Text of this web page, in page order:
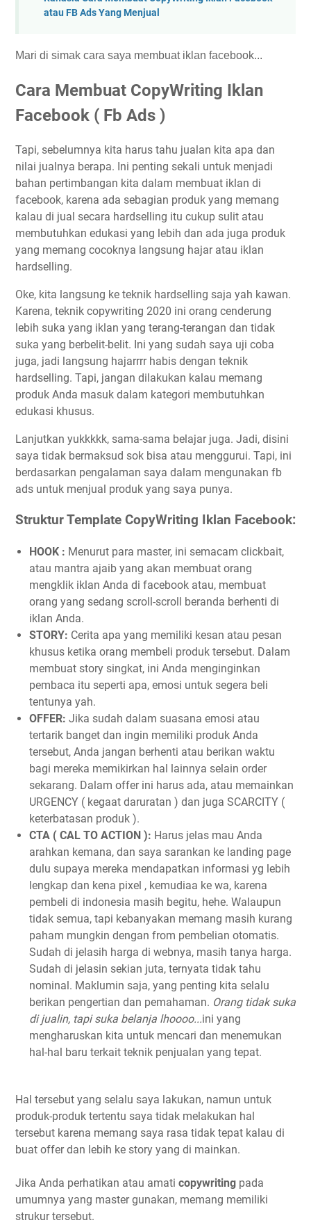
atau FB Ads Yang Menjual
Mari di simak cara saya membuat iklan facebook...
Cara Membuat CopyWriting Iklan
Facebook ( Fb Ads )
Tapi, sebelumnya kita harus tahu jualan kita apa dan
nilai jualnya berapa. Ini penting sekali untuk menjadi
bahan pertimbangan kita dalam membuat iklan di
facebook, karena ada sebagian produk yang memang
kalau di jual secara hardselling itu cukup sulit atau
membutuhkan edukasi yang lebih dan ada juga produk
yang memang cocoknya langsung hajar atau iklan
hardselling.
Oke, kita langsung ke teknik hardselling saja yah kawan.
Karena, teknik copywriting 2020 ini orang cenderung
lebih suka yang iklan yang terang-terangan dan tidak
suka yang berbelit-belit. Ini yang sudah saya uji coba
juga, jadi langsung hajarrrr habis dengan teknik
hardselling. Tapi, jangan dilakukan kalau memang
produk Anda masuk dalam kategori membutuhkan
edukasi khusus.
Lanjutkan yukkkkk, sama-sama belajar juga. Jadi, disini
saya tidak bermaksud sok bisa atau menggurui. Tapi, ini
berdasarkan pengalaman saya dalam mengunakan fb
ads untuk menjual produk yang saya punya.
Struktur Template CopyWriting Iklan Facebook:
HOOK : Menurut para master, ini semacam clickbait,
atau mantra ajaib yang akan membuat orang
mengklik iklan Anda di facebook atau, membuat
orang yang sedang scroll-scroll beranda berhenti di
iklan Anda.
STORY: Cerita apa yang memiliki kesan atau pesan
khusus ketika orang membeli produk tersebut. Dalam
membuat story singkat, ini Anda menginginkan
pembaca itu seperti apa, emosi untuk segera beli
tentunya yah.
OFFER: Jika sudah dalam suasana emosi atau
tertarik banget dan ingin memiliki produk Anda
tersebut, Anda jangan berhenti atau berikan waktu
bagi mereka memikirkan hal lainnya selain order
sekarang. Dalam offer ini harus ada, atau memainkan
URGENCY ( kegaat daruratan ) dan juga SCARCITY (
keterbatasan produk ).
CTA ( CAL TO ACTION ): Harus jelas mau Anda
arahkan kemana, dan saya sarankan ke landing page
dulu supaya mereka mendapatkan informasi yg lebih
lengkap dan kena pixel , kemudiaa ke wa, karena
pembeli di indonesia masih begitu, hehe. Walaupun
tidak semua, tapi kebanyakan memang masih kurang
paham mungkin dengan from pembelian otomatis.
Sudah di jelasih harga di webnya, masih tanya harga.
Sudah di jelasin sekian juta, ternyata tidak tahu
nominal. Maklumin saja, yang penting kita selalu
berikan pengertian dan pemahaman. Orang tidak suka
di jualin, tapi suka belanja lhoooo...ini yang
mengharuskan kita untuk mencari dan menemukan
hal-hal baru terkait teknik penjualan yang tepat.
Hal tersebut yang selalu saya lakukan, namun untuk
produk-produk tertentu saya tidak melakukan hal
tersebut karena memang saya rasa tidak tepat kalau di
buat offer dan lebih ke story yang di mainkan.
Jika Anda perhatikan atau amati copywriting pada
umumnya yang master gunakan, memang memiliki
strukur tersebut.